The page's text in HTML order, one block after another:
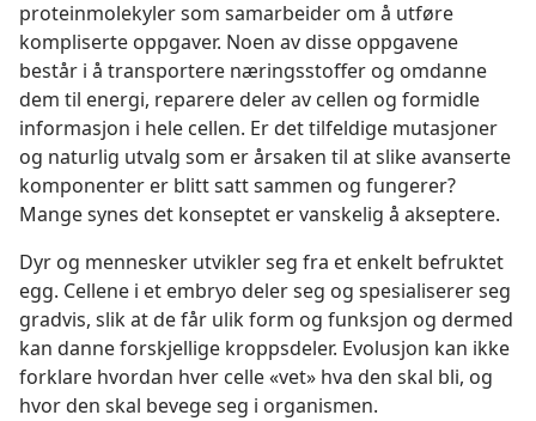
proteinmolekyler som samarbeider om å utføre
kompliserte oppgaver. Noen av disse oppgavene
består i å transportere næringsstoffer og omdanne
dem til energi, reparere deler av cellen og formidle
informasjon i hele cellen. Er det tilfeldige mutasjoner
og naturlig utvalg som er årsaken til at slike avanserte
komponenter er blitt satt sammen og fungerer?
Mange synes det konseptet er vanskelig å akseptere.
Dyr og mennesker utvikler seg fra et enkelt befruktet
egg. Cellene i et embryo deler seg og spesialiserer seg
gradvis, slik at de får ulik form og funksjon og dermed
kan danne forskjellige kroppsdeler. Evolusjon kan ikke
forklare hvordan hver celle «vet» hva den skal bli, og
hvor den skal bevege seg i organismen.